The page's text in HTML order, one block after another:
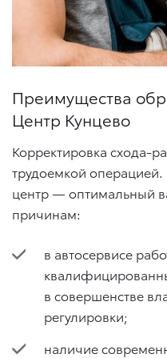
Преимущества
Центр Кунцево
Корректировка схода-
трудоемкой
центр — оптимальный
причинам:
в автосервисе
в совершенстве
регулировки;
наличие